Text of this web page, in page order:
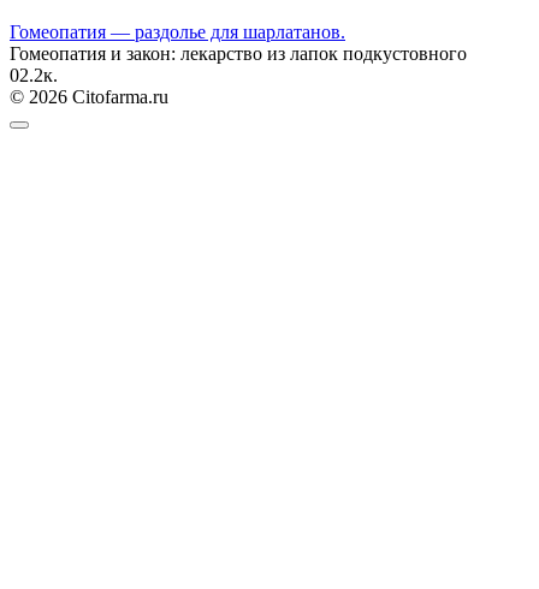
Гомеопатия — раздолье для шарлатанов.
Гомеопатия и закон: лекарство из лапок подкустовного
02.2к.
© 2026 Citofarma.ru